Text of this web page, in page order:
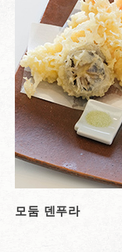
모둠 덴푸라